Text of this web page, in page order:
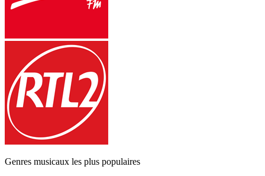
Genres musicaux les plus populaires